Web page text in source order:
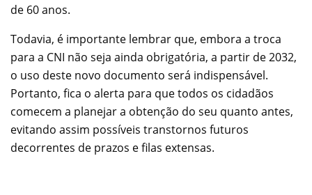
de 60 anos.
Todavia, é importante lembrar que, embora a troca
para a CNI não seja ainda obrigatória, a partir de 2032,
o uso deste novo documento será indispensável.
Portanto, fica o alerta para que todos os cidadãos
comecem a planejar a obtenção do seu quanto antes,
evitando assim possíveis transtornos futuros
decorrentes de prazos e filas extensas.